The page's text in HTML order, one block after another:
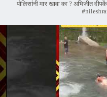
पोलिसांनी मार खावा का ? अभिजीत